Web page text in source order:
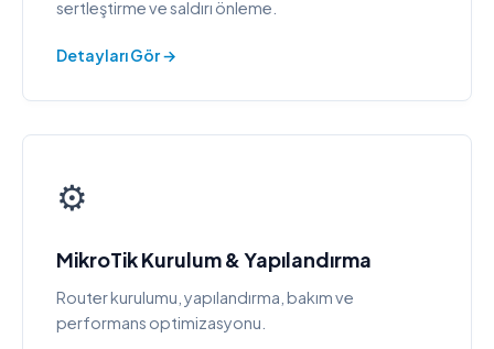
sertleştirme ve saldırı önleme.
Detayları Gör →
⚙️
MikroTik Kurulum & Yapılandırma
Router kurulumu, yapılandırma, bakım ve
performans optimizasyonu.